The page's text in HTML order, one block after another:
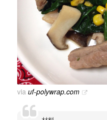
via uf-polywrap.com